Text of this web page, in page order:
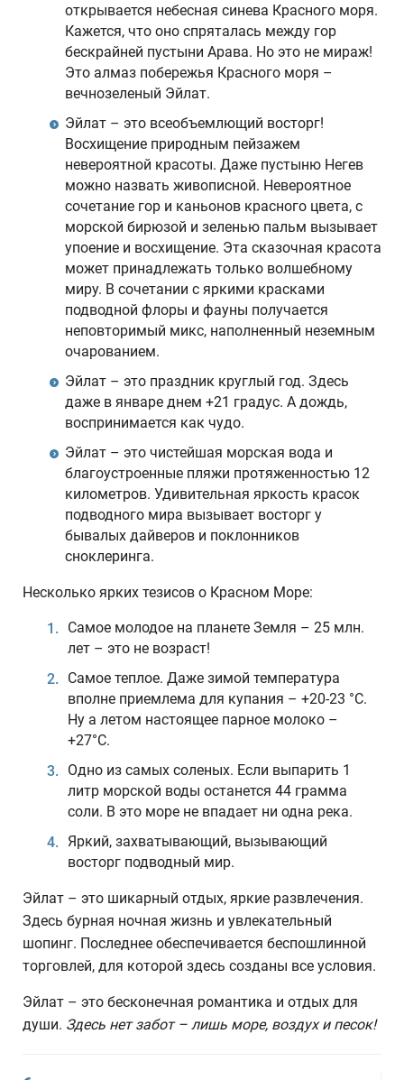
открывается небесная синева Красного моря.
Кажется, что оно спряталась между гор
бескрайней пустыни Арава. Но это не мираж!
Это алмаз побережья Красного моря –
вечнозеленый Эйлат.
Эйлат – это всеобъемлющий восторг!
Восхищение природным пейзажем
невероятной красоты. Даже пустыню Негев
можно назвать живописной. Невероятное
сочетание гор и каньонов красного цвета, с
морской бирюзой и зеленью пальм вызывает
упоение и восхищение. Эта сказочная красота
может принадлежать только волшебному
миру. В сочетании с яркими красками
подводной флоры и фауны получается
неповторимый микс, наполненный неземным
очарованием.
Эйлат – это праздник круглый год. Здесь
даже в январе днем +21 градус. А дождь,
воспринимается как чудо.
Эйлат – это чистейшая морская вода и
благоустроенные пляжи протяженностью 12
километров. Удивительная яркость красок
подводного мира вызывает восторг у
бывалых дайверов и поклонников
сноклеринга.
Несколько ярких тезисов о Красном Море:
Самое молодое на планете Земля – 25 млн.
лет – это не возраст!
Самое теплое. Даже зимой температура
вполне приемлема для купания – +20-23 °С.
Ну а летом настоящее парное молоко –
+27°С.
Одно из самых соленых. Если выпарить 1
литр морской воды останется 44 грамма
соли. В это море не впадает ни одна река.
Яркий, захватывающий, вызывающий
восторг подводный мир.
Эйлат – это шикарный отдых, яркие развлечения.
Здесь бурная ночная жизнь и увлекательный
шопинг. Последнее обеспечивается беспошлинной
торговлей, для которой здесь созданы все условия.
Эйлат – это бесконечная романтика и отдых для
души. Здесь нет забот – лишь море, воздух и песок!